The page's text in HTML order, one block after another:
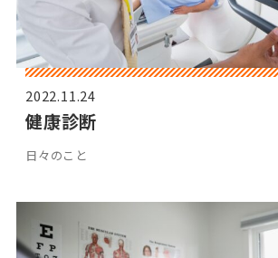
2022.11.24
健康診断
日々のこと